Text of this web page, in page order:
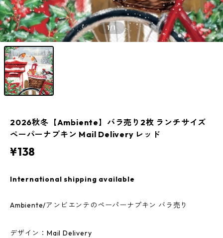
1/1
2026秋冬【Ambiente】バラ売り2枚 ランチサイズ
ペーパーナプキン Mail Delivery レッド
¥138
International shipping available
Ambiente/アンビエンテのペーパーナプキン バラ売り
デザイン：Mail Delivery